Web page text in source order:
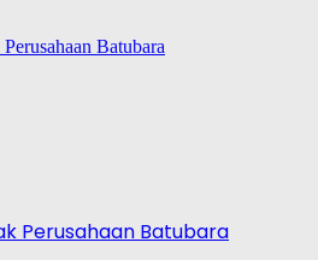
Perusahaan Batubara